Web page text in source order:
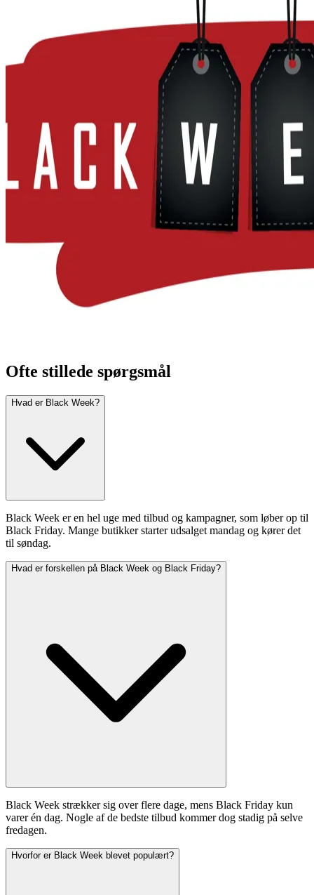
Ofte stillede spørgsmål
Hvad er Black Week?
Black Week er en hel uge med tilbud og kampagner, som løber op til
Black Friday. Mange butikker starter udsalget mandag og kører det
til søndag.
Hvad er forskellen på Black Week og Black Friday?
Black Week strækker sig over flere dage, mens Black Friday kun
varer én dag. Nogle af de bedste tilbud kommer dog stadig på selve
fredagen.
Hvorfor er Black Week blevet populært?